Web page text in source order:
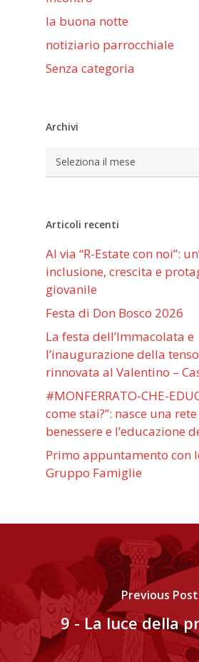
la buona notte
notiziario parrocchiale
Senza categoria
Archivi
Archivi
Articoli recenti
Al via “R-Estate con noi”:
inclusione, crescita e
giovanile
Festa di Don Bosco 2026
La festa dell’Immacolata e
l’inaugurazione della
rinnovata al Valentino –
#MONFERRATO-CHE-
come stai?”: nasce una
benessere e l’educazione
Primo appuntamento con
Gruppo Famiglie
Previous Post
9 - La luce della